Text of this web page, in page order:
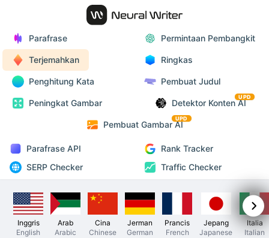
Parafrase Permintaan Pembangkit
Terjemahkan Ringkas
Penghitung Kata Pembuat Judul
Peningkat Gambar Detektor Konten AI
UPD
Pembuat Gambar AI
UPD
Parafrase API
Rank Tracker
SERP Checker
Traffic Checker
Inggris
English
Arab
Arabic
Cina
Chinese
Jerman
German
Prancis
French
Jepang
Japanese
Italia
Italian